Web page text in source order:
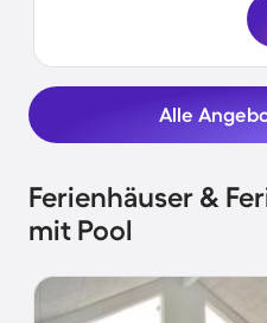
Alle
Ferienhäuser &
mit Pool